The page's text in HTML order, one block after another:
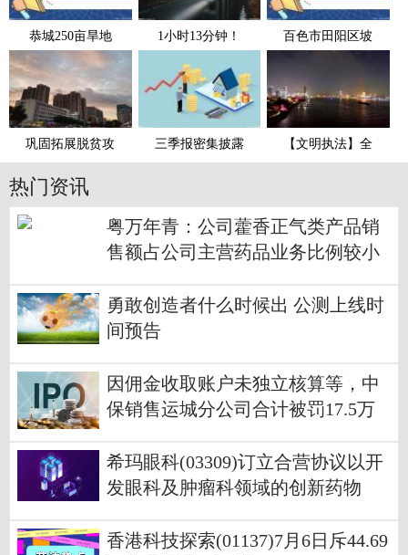
恭城250亩旱地 1小时13分钟！ 百色市田阳区坡
巩固拓展脱贫攻 三季报密集披露 【文明执法】全
热门资讯
粤万年青：公司藿香正气类产品销
售额占公司主营药品业务比例较小
勇敢创造者什么时候出 公测上线时
间预告
因佣金收取账户未独立核算等，中
保销售运城分公司合计被罚17.5万
希玛眼科(03309)订立合营协议以开
发眼科及肿瘤科领域的创新药物
香港科技探索(01137)7月6日斥44.69